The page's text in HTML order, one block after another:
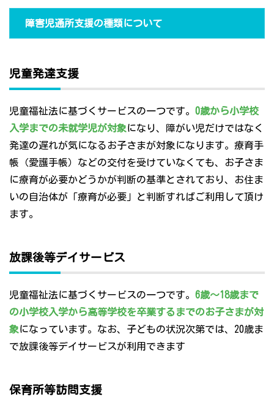
障害児通所支援の種類について
児童発達支援
児童福祉法に基づくサービスの一つです。 0歳から小学校
入学までの未就学児が対象になり、障がい児だけではなく
発達の遅れが気になるお子さまが対象になります。療育手
帳（愛護手帳）などの交付を受けていなくても、お子さま
に療育が必要かどうかが判断の基準とされており、お住ま
いの自治体が「療育が必要」と判断すればご利用して頂け
ます。
放課後等デイサービス
児童福祉法に基づくサービスの一つです。 6歳～18歳まで
の小学校入学から高等学校を卒業するまでのお子さまが対
象になっています。なお、子どもの状況次第では、20歳ま
で放課後等デイサービスが利用できます
保育所等訪問支援